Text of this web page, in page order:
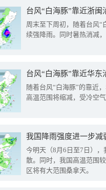
台风“白海豚”靠近浙
周末至下周初，随着台风“
续强降雨。同时暑热消减
台风“白海豚”靠近华
随着台风“白海豚”的靠近
高温范围将缩减，受冷空
今明天（8月6日至7日）
散。同时，我国高温范围
区将有大范围桑拿天。